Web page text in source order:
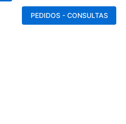
PEDIDOS - CONSULTAS